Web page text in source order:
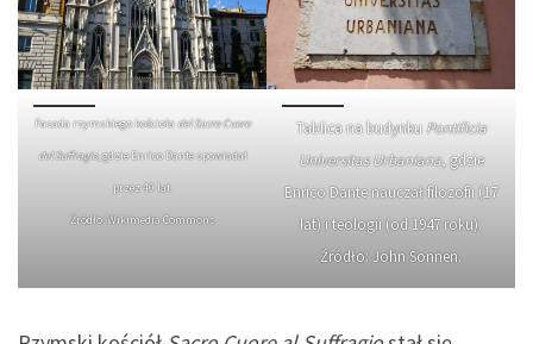
Fasada rzymskiego kościoładel Sacro Cuore
del Suffragio, gdzie Enrico Dante spowiadał
przez 40 lat.
Źródło: Wikimedia Commons
Tablica na budynkuPontificia
Universitas Urbaniana, gdzie
Enrico Dante nauczał filozofii (17
lat) i teologii (od 1947 roku).
Źródło: John Sonnen.